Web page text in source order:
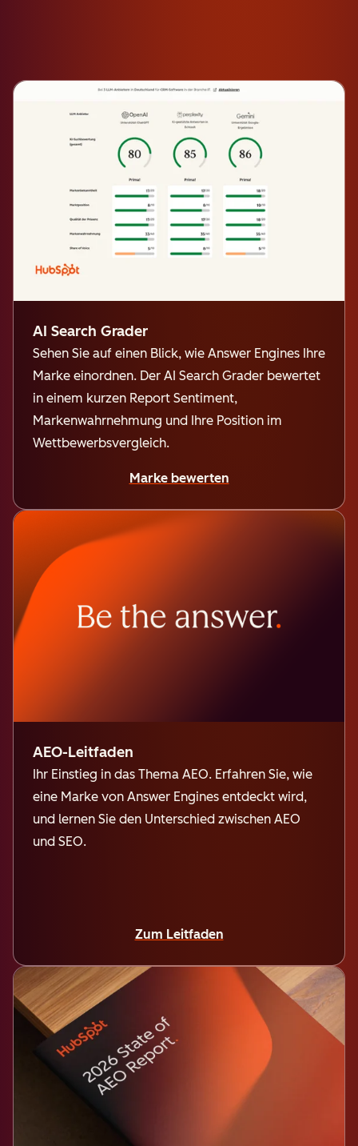
AI Search Grader
Sehen Sie auf einen Blick, wie Answer Engines Ihre
Marke einordnen. Der AI Search Grader bewertet
in einem kurzen Report Sentiment,
Markenwahrnehmung und Ihre Position im
Wettbewerbsvergleich.
Marke bewerten
AEO-Leitfaden
Ihr Einstieg in das Thema AEO. Erfahren Sie, wie
eine Marke von Answer Engines entdeckt wird,
und lernen Sie den Unterschied zwischen AEO
und SEO.
Zum Leitfaden